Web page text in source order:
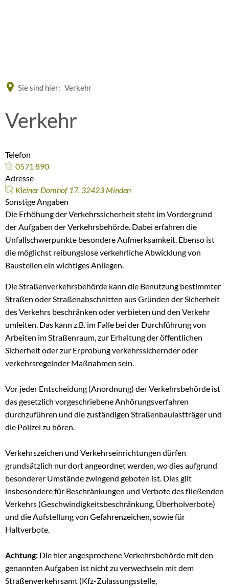
Sie sind hier: Verkehr
Verkehr
Telefon
0571 890
Adresse
Kleiner Domhof 17, 32423 Minden
Sonstige Angaben
Die Erhöhung der Verkehrssicherheit steht im Vordergrund
der Aufgaben der Verkehrsbehörde. Dabei erfahren die
Unfallschwerpunkte besondere Aufmerksamkeit. Ebenso ist
die möglichst reibungslose verkehrliche Abwicklung von
Baustellen ein wichtiges Anliegen.
Die Straßenverkehrsbehörde kann die Benutzung bestimmter
Straßen oder Straßenabschnitten aus Gründen der Sicherheit
des Verkehrs beschränken oder verbieten und den Verkehr
umleiten. Das kann z.B. im Falle bei der Durchführung von
Arbeiten im Straßenraum, zur Erhaltung der öffentlichen
Sicherheit oder zur Erprobung verkehrssichernder oder
verkehrsregelnder Maßnahmen sein.
Vor jeder Entscheidung (Anordnung) der Verkehrsbehörde ist
das gesetzlich vorgeschriebene Anhörungsverfahren
durchzuführen und die zuständigen Straßenbaulastträger und
die Polizei zu hören.
Verkehrszeichen und Verkehrseinrichtungen dürfen
grundsätzlich nur dort angeordnet werden, wo dies aufgrund
besonderer Umstände zwingend geboten ist. Dies gilt
insbesondere für Beschränkungen und Verbote des fließenden
Verkehrs (Geschwindigkeitsbeschränkung, Überholverbote)
und die Aufstellung von Gefahrenzeichen, sowie für
Haltverbote.
Achtung: Die hier angesprochene Verkehrsbehörde mit den
genannten Aufgaben ist nicht zu verwechseln mit dem
Straßenverkehrsamt (Kfz-Zulassungsstelle,